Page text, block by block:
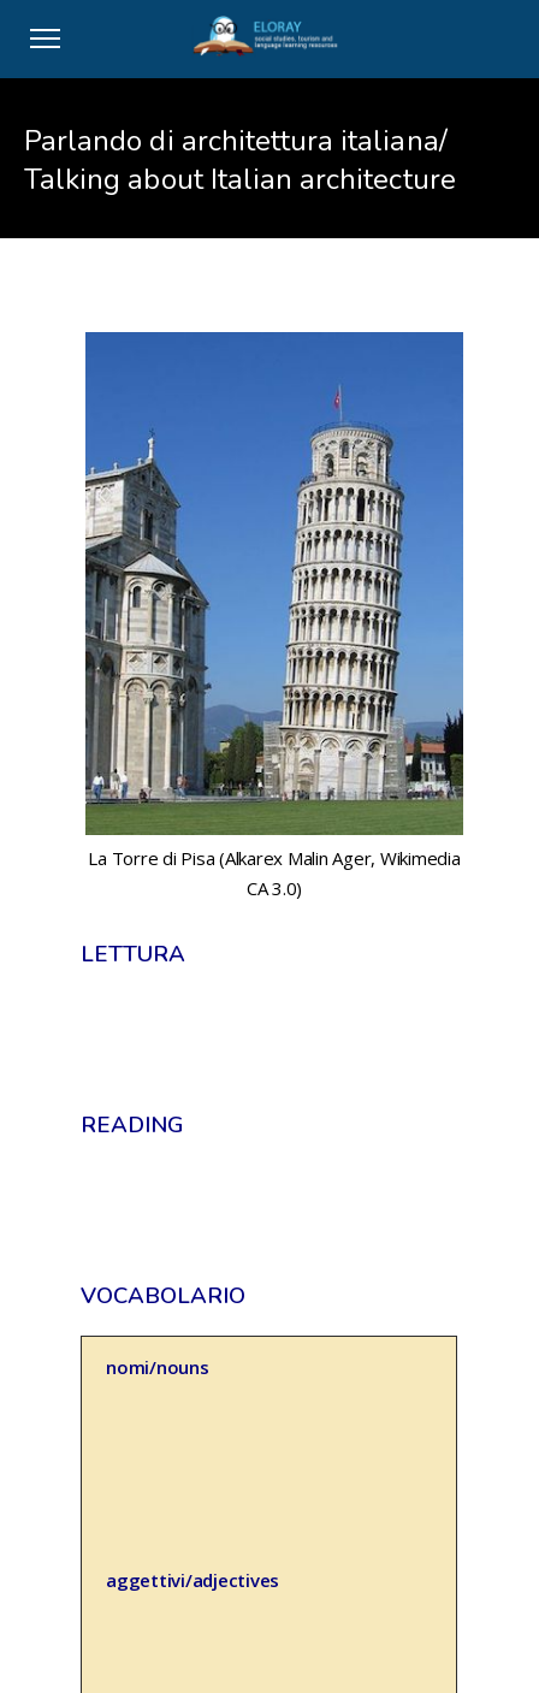
Parlando di architettura italiana/
Talking about Italian architecture
La Torre di Pisa (Alkarex Malin Ager, Wikimedia
CA 3.0)
LETTURA
READING
VOCABOLARIO
nomi/nouns
aggettivi/adjectives